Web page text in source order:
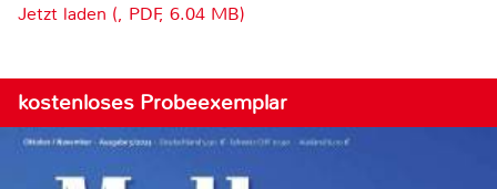
Jetzt laden (, PDF, 6.04 MB)
kostenloses Probeexemplar